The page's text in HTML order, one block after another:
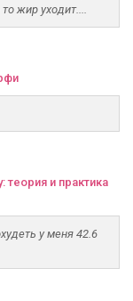
жир уходит....
теория и практика
у меня 42.6